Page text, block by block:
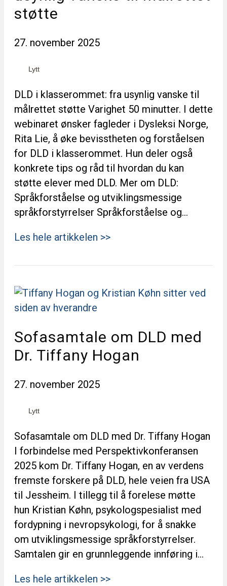
støtte
27. november 2025
Lytt
DLD i klasserommet: fra usynlig vanske til
målrettet støtte Varighet 50 minutter. I dette
webinaret ønsker fagleder i Dysleksi Norge,
Rita Lie, å øke bevisstheten og forståelsen
for DLD i klasserommet. Hun deler også
konkrete tips og råd til hvordan du kan
støtte elever med DLD. Mer om DLD:
Språkforståelse og utviklingsmessige
språkforstyrrelser Språkforståelse og…
Les hele artikkelen >>
Sofasamtale om DLD med
Dr. Tiffany Hogan
27. november 2025
Lytt
Sofasamtale om DLD med Dr. Tiffany Hogan
I forbindelse med Perspektivkonferansen
2025 kom Dr. Tiffany Hogan, en av verdens
fremste forskere på DLD, hele veien fra USA
til Jessheim. I tillegg til å forelese møtte
hun Kristian Køhn, psykologspesialist med
fordypning i nevropsykologi, for å snakke
om utviklingsmessige språkforstyrrelser.
Samtalen gir en grunnleggende innføring i…
Les hele artikkelen >>